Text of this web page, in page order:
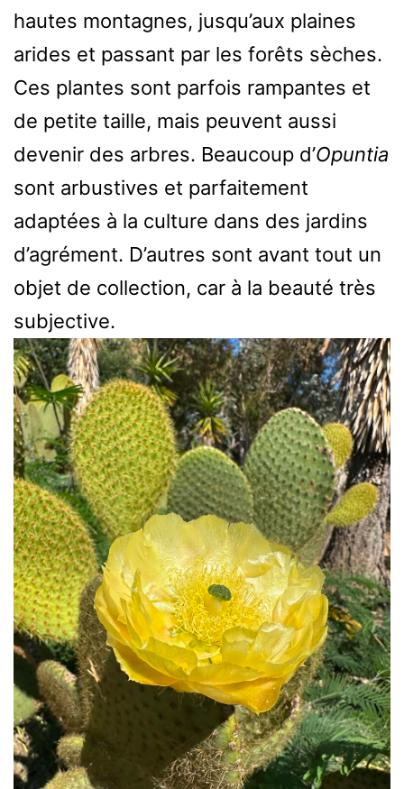
hautes montagnes, jusqu’aux plaines
arides et passant par les forêts sèches.
Ces plantes sont parfois rampantes et
de petite taille, mais peuvent aussi
devenir des arbres. Beaucoup d’Opuntia
sont arbustives et parfaitement
adaptées à la culture dans des jardins
d’agrément. D’autres sont avant tout un
objet de collection, car à la beauté très
subjective.